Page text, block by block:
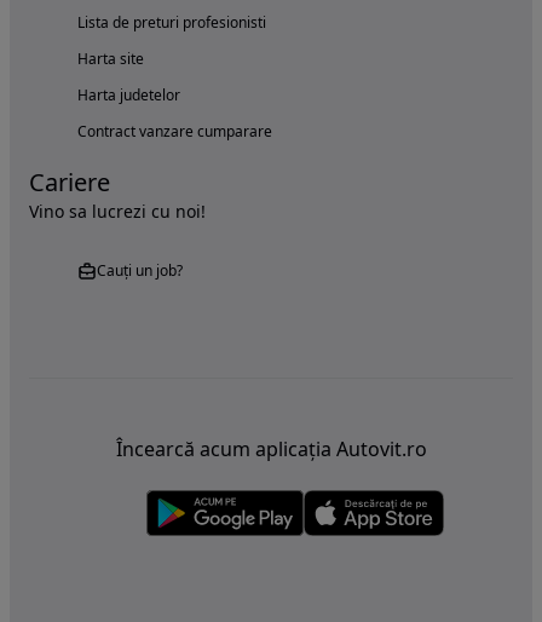
Lista de preturi profesionisti
Harta site
Harta judetelor
Contract vanzare cumparare
Cariere
Vino sa lucrezi cu noi!
Cauți un job?
Încearcă acum aplicația Autovit.ro